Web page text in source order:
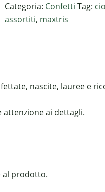
Categoria: Confetti Tag:
assortiti, maxtris
nascite, lauree e
ai dettagli.
al prodotto.